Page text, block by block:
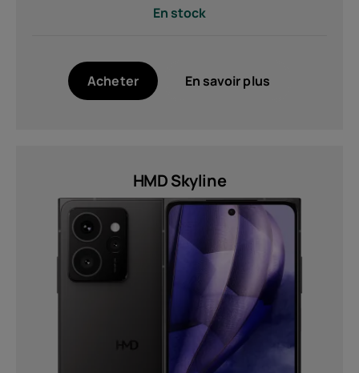
En stock
Acheter En savoir plus
HMD Skyline